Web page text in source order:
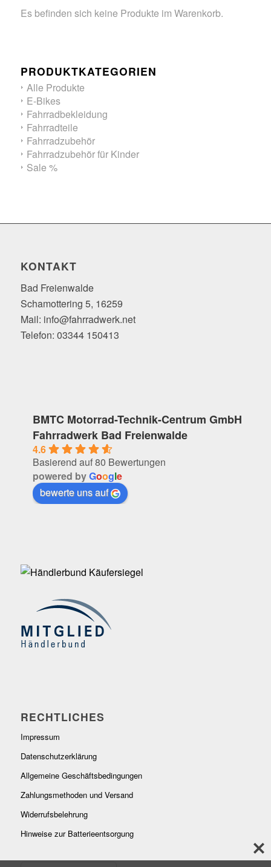
Es befinden sich keine Produkte im Warenkorb.
PRODUKTKATEGORIEN
Alle Produkte
E-Bikes
Fahrradbekleidung
Fahrradteile
Fahrradzubehör
Fahrradzubehör für Kinder
Sale %
KONTAKT
Bad Freienwalde
Schamottering 5, 16259
Mail: info@fahrradwerk.net
Telefon: 03344 150413
BMTC Motorrad-Technik-Centrum GmbH
Fahrradwerk Bad Freienwalde
4.6
Basierend auf 80 Bewertungen
powered byGoogle
bewerte uns auf
RECHTLICHES
Impressum
Datenschutzerklärung
Allgemeine Geschäftsbedingungen
Zahlungsmethoden und Versand
Widerrufsbelehrung
Hinweise zur Batterieentsorgung